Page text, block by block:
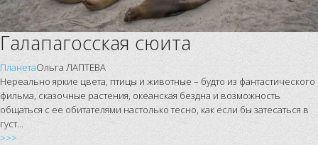
Галапагосская сюита
ПланетаОльга ЛАПТЕВА
Нереально яркие цвета, птицы и животные – будто из фантастического
фильма, сказочные растения, океанская бездна и возможность
общаться с ее обитателями настолько тесно, как если бы затесаться в
густ...
>>>